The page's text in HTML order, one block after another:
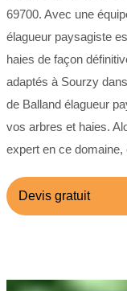
69700. Avec une
élagueur paysagiste
haies de façon
adaptés à Sourzy
de Balland élagueur
vos arbres et haies.
expert en ce
Devis gratuit